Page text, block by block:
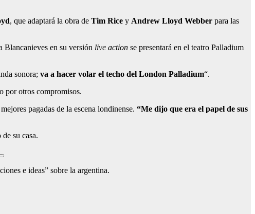
, que adaptará la obra de Tim Rice y Andrew Lloyd Webber para las
Blancanieves en su versión live action se presentará en el teatro Palladium
sonora; va a hacer volar el techo del London Palladium“.
por otros compromisos.
pagadas de la escena londinense. “Me dijo que era el papel de sus
su casa.
e ideas” sobre la argentina.